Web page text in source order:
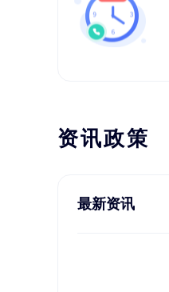
资讯政策
最新资讯